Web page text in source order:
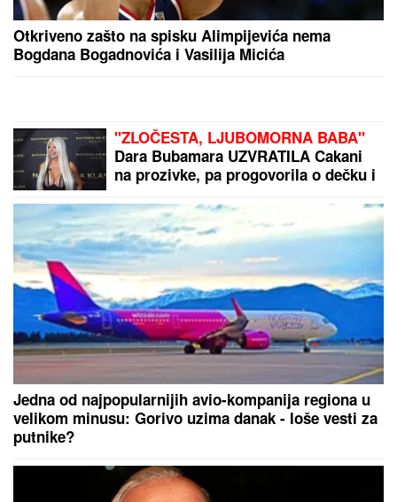
Otkriveno zašto na spisku Alimpijevića nema
Bogdana Bogadnovića i Vasilija Micića
"ZLOČESTA, LJUBOMORNA BABA"
Dara Bubamara UZVRATILA Cakani
na prozivke, pa progovorila o dečku i
(VIDEO)
Jedna od najpopularnijih avio-kompanija regiona u
velikom minusu: Gorivo uzima danak - loše vesti za
putnike?